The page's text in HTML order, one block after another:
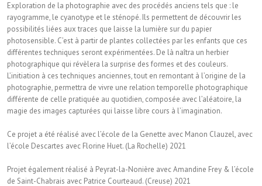
Exploration de la photographie avec des procédés anciens tels que : le
rayogramme, le cyanotype et le sténopé. Ils permettent de découvrir les
possibilités liées aux traces que laisse la lumière sur du papier
photosensible. C’est à partir de plantes collectées par les enfants que ces
différentes techniques seront expérimentées. De là naîtra un herbier
photographique qui révèlera la surprise des formes et des couleurs.
L’initiation à ces techniques anciennes, tout en remontant à l’origine de la
photographie, permettra de vivre une relation temporelle photographique
différente de celle pratiquée au quotidien, composée avec l’aléatoire, la
magie des images capturées qui laisse libre cours à l’imagination.
Ce projet a été réalisé avec l’école de la Genette avec Manon Clauzel, avec
l’école Descartes avec Florine Huet. (La Rochelle) 2021
Projet également réalisé à Peyrat-la-Nonière avec Amandine Frey & l’école
de Saint-Chabrais avec Patrice Courteaud. (Creuse) 2021